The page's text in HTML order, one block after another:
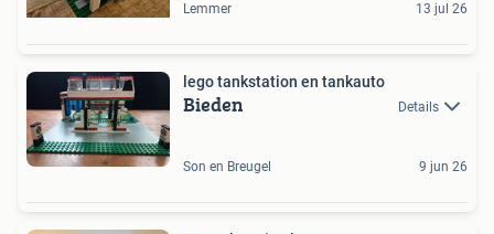
Lemmer 13 jul 26
lego tankstation en tankauto
Bieden Details
Son en Breugel 9 jun 26